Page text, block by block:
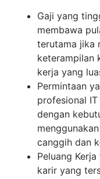
Gaji yang
membawa
terutama jika
keterampilan
kerja yang
Permintaan
profesional
dengan
canggih dan
Peluang
karir yang